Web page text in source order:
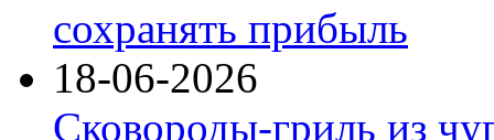
сохранять прибыль
18-06-2026
Сковороды-гриль из